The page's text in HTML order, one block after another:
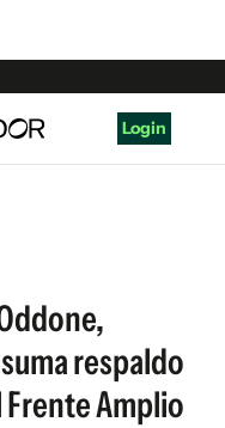
Login
respaldo
Amplio